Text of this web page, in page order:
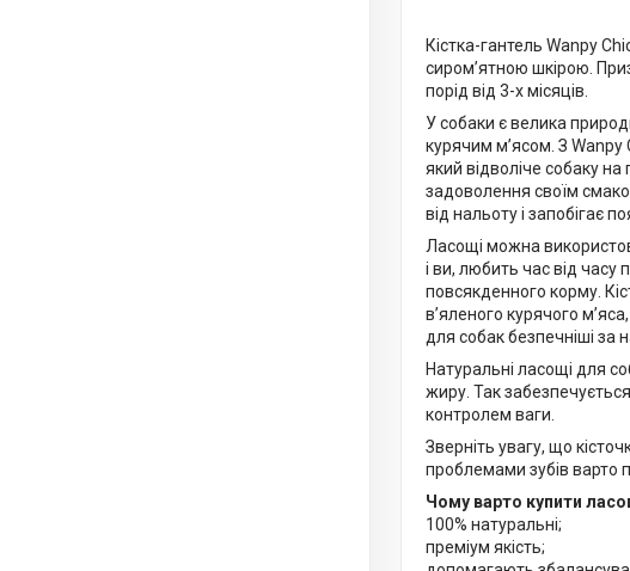
Кістка-гантель Wanpy
сиром’ятною шкірою.
порід від 3-х місяців.
У собаки є велика
курячим м’ясом. З Wanpy
який відволіче собаку
задоволення своїм
від нальоту і запобігає
Ласощі можна
і ви, любить час від часу
повсякденного корму.
в’яленого курячого
для собак безпечніші за
Натуральні ласощі для
жиру. Так
контролем ваги.
Зверніть увагу, що
проблемами зубів варто
Чому варто купити
100% натуральні;
преміум якість;